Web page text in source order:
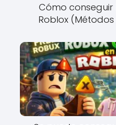
Cómo conseguir
Roblox